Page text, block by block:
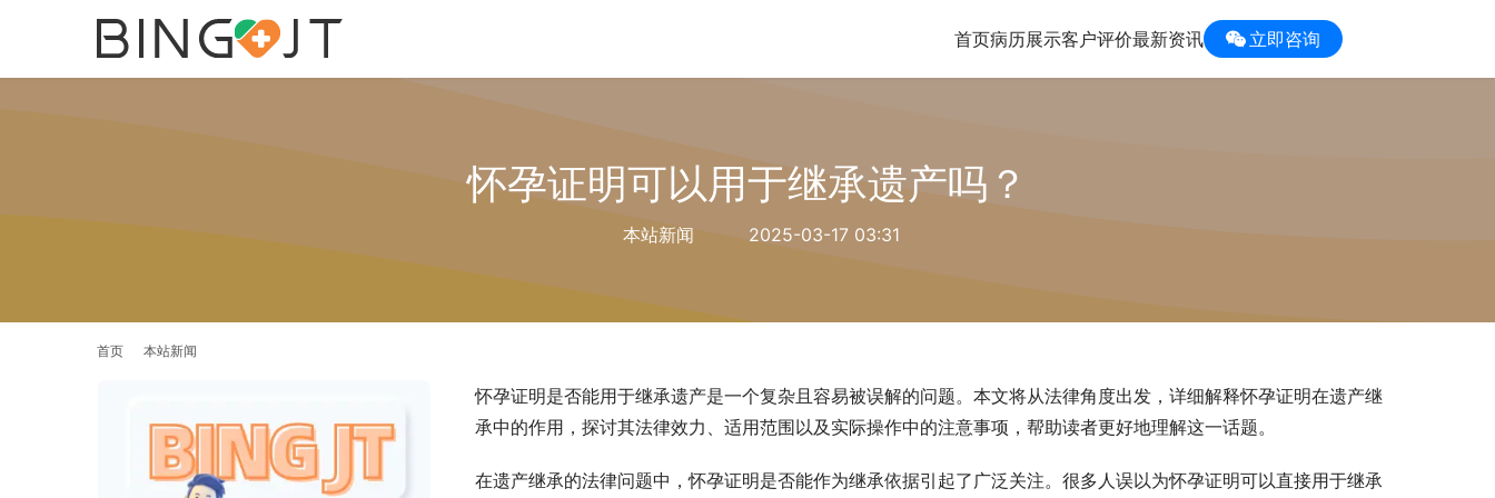
首页病历展示客户评价最新资讯 立即咨询
怀孕证明可以用于继承遗产吗？
本站新闻 2025-03-17 03:31
首页 本站新闻
怀孕证明是否能用于继承遗产是一个复杂且容易被误解的问题。本文将从法律角度出发，详细解释怀孕证明在遗产继
承中的作用，探讨其法律效力、适用范围以及实际操作中的注意事项，帮助读者更好地理解这一话题。
在遗产继承的法律问题中，怀孕证明是否能作为继承依据引起了广泛关注。很多人误以为怀孕证明可以直接用于继承